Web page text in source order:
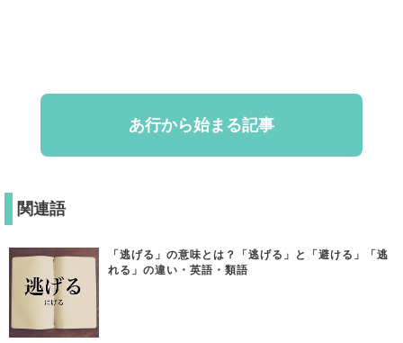
あ行から始まる記事
関連語
「逃げる」の意味とは？「逃げる」と「避ける」「逃
れる」の違い・英語・類語